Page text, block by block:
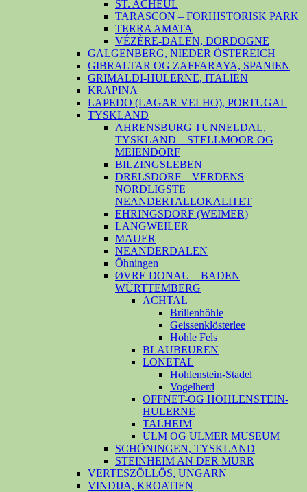
ST. ACHEUL
TARASCON – FORHISTORISK PARK
TERRA AMATA
VÉZÈRE-DALEN, DORDOGNE
GALGENBERG, NIEDER ÖSTEREICH
GIBRALTAR OG ZAFFARAYA, SPANIEN
GRIMALDI-HULERNE, ITALIEN
KRAPINA
LAPEDO (LAGAR VELHO), PORTUGAL
TYSKLAND
AHRENSBURG TUNNELDAL,
TYSKLAND – STELLMOOR OG
MEIENDORF
BILZINGSLEBEN
DRELSDORF – VERDENS
NORDLIGSTE
NEANDERTALLOKALITET
EHRINGSDORF (WEIMER)
LANGWEILER
MAUER
NEANDERDALEN
Öhningen
ØVRE DONAU – BADEN
WÜRTTEMBERG
ACHTAL
Brillenhöhle
Geissenklösterlee
Hohle Fels
BLAUBEUREN
LONETAL
Hohlenstein-Stadel
Vogelherd
OFFNET-OG HOHLENSTEIN-
HULERNE
TALHEIM
ULM OG ULMER MUSEUM
SCHÖNINGEN, TYSKLAND
STEINHEIM AN DER MURR
VERTESZÖLLÖS, UNGARN
VINDIJA, KROATIEN